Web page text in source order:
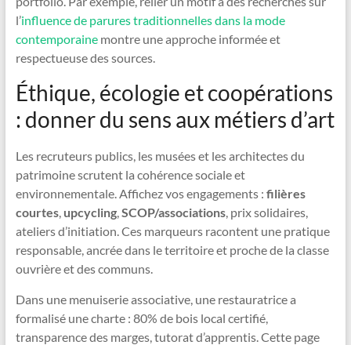
l’influence de parures traditionnelles dans la mode
contemporainemontre une approche informée et
respectueuse des sources.
Éthique, écologie et coopérations
: donner du sens aux métiers d’art
Les recruteurs publics, les musées et les architectes du
patrimoine scrutent la cohérence sociale et
environnementale. Affichez vos engagements : filières
courtes, upcycling,SCOP/associations, prix solidaires,
ateliers d’initiation. Ces marqueurs racontent une pratique
responsable, ancrée dans le territoire et proche de la classe
ouvrière et des communs.
Dans une menuiserie associative, une restauratrice a
formalisé une charte : 80% de bois local certifié,
transparence des marges, tutorat d’apprentis. Cette page